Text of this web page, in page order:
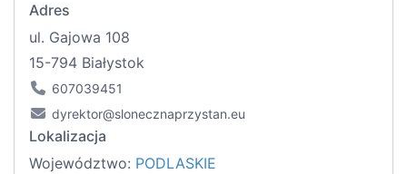
Adres
ul. Gajowa 108
15-794 Białystok
607039451
dyrektor@slonecznaprzystan.eu
Lokalizacja
Województwo: PODLASKIE